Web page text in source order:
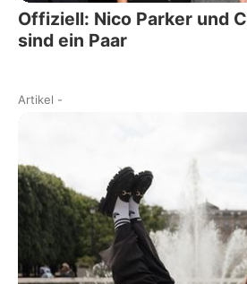
Offiziell: Nico Parker und
sind ein Paar
Artikel -